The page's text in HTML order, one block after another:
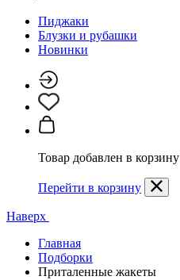
Пиджаки
Блузки и рубашки
Новинки
Товар добавлен в корзину
Перейти в корзину
Наверх
Главная
Подборки
Приталенные жакеты